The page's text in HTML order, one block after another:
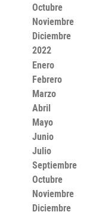
Octubre
Noviembre
Diciembre
2022
Enero
Febrero
Marzo
Abril
Mayo
Junio
Julio
Septiembre
Octubre
Noviembre
Diciembre